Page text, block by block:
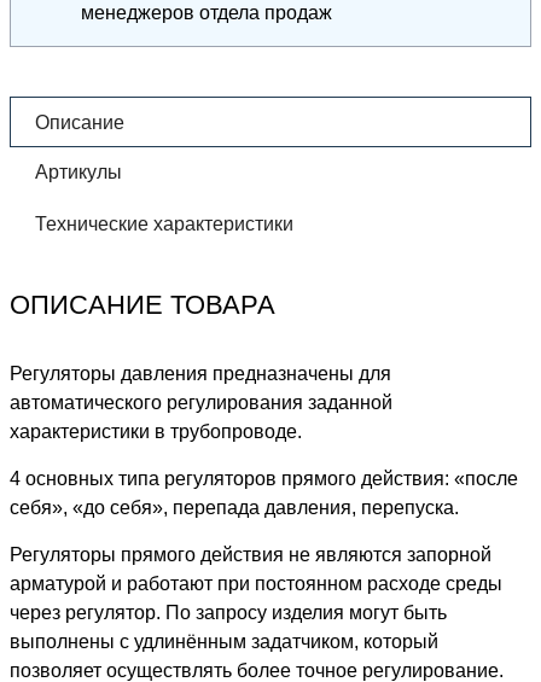
менеджеров отдела продаж
Описание
Артикулы
Технические характеристики
ОПИСАНИЕ ТОВАРА
Регуляторы давления предназначены для
автоматического регулирования заданной
характеристики в трубопроводе.
4 основных типа регуляторов прямого действия: «после
себя», «до себя», перепада давления, перепуска.
Регуляторы прямого действия не являются запорной
арматурой и работают при постоянном расходе среды
через регулятор. По запросу изделия могут быть
выполнены с удлинённым задатчиком, который
позволяет осуществлять более точное регулирование.